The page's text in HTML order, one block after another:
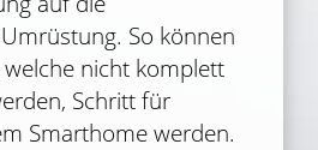
So können
nicht komplett
Schritt für
Smarthome werden.